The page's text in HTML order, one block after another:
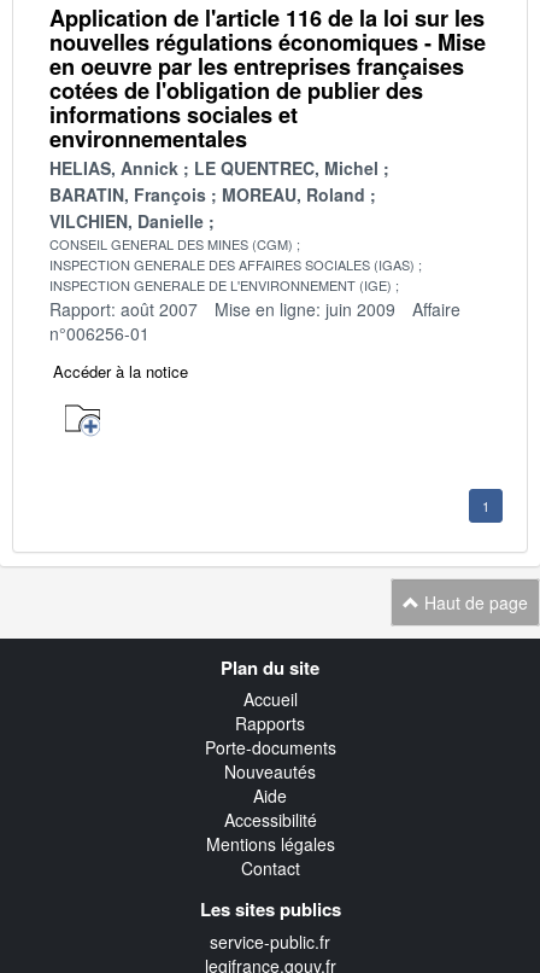
Application de l'article 116 de la loi sur les
nouvelles régulations économiques - Mise
en oeuvre par les entreprises françaises
cotées de l'obligation de publier des
informations sociales et
environnementales
HELIAS, Annick
LE QUENTREC, Michel
BARATIN, François
MOREAU, Roland
VILCHIEN, Danielle
CONSEIL GENERAL DES MINES (CGM)
INSPECTION GENERALE DES AFFAIRES SOCIALES (IGAS)
INSPECTION GENERALE DE L'ENVIRONNEMENT (IGE)
Rapport: août 2007 Mise en ligne: juin 2009
Affaire
n°006256-01
Accéder à la notice
1
Haut de page
Plan du site
Accueil
Rapports
Porte-documents
Nouveautés
Aide
Accessibilité
Mentions légales
Contact
Les sites publics
service-public.fr
legifrance.gouv.fr